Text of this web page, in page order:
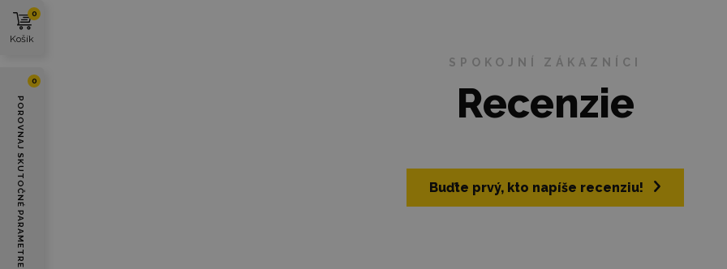
SPOKOJNÍ ZÁKAZNÍCI
Recenzie
Buďte prvý, kto napíše recenziu!
Košík
0
POROVNAJ SKUTOČNÉ PARAMETRE
0